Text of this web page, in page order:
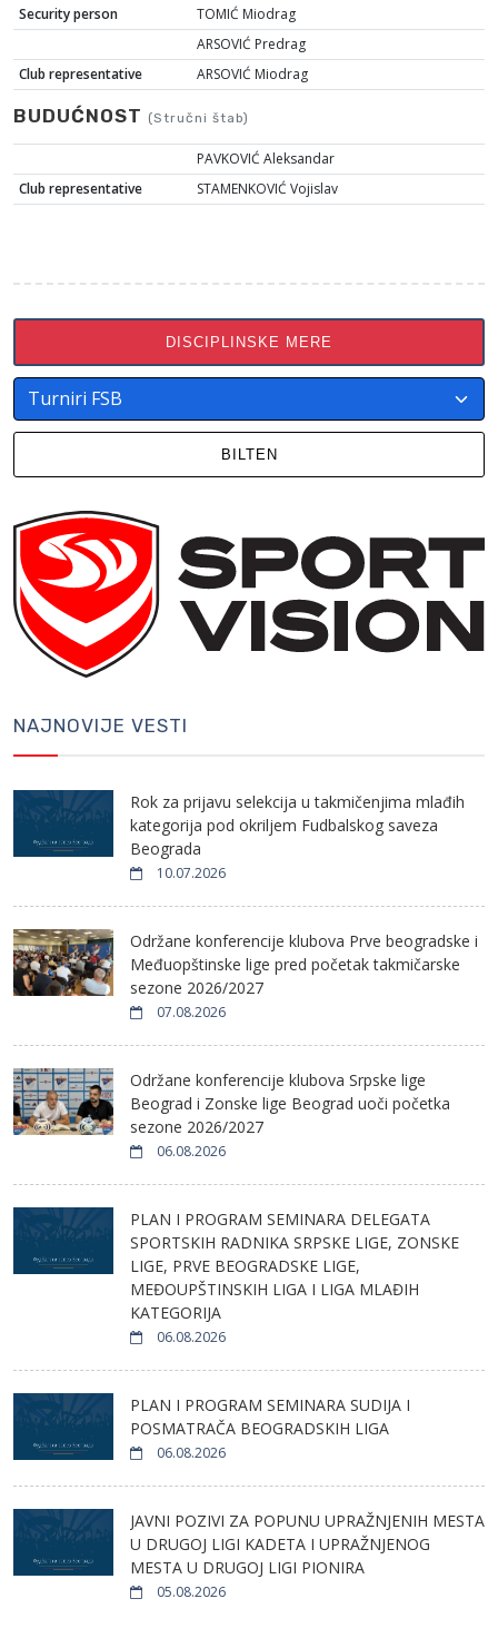
Security person
TOMIĆ Miodrag
ARSOVIĆ Predrag
Club representative
ARSOVIĆ Miodrag
BUDUĆNOST (Stručni štab)
PAVKOVIĆ Aleksandar
Club representative
STAMENKOVIĆ Vojislav
DISCIPLINSKE MERE
BILTEN
NAJNOVIJE VESTI
Rok za prijavu selekcija u takmičenjima mlađih
kategorija pod okriljem Fudbalskog saveza
Beograda
10.07.2026
Održane konferencije klubova Prve beogradske i
Međuopštinske lige pred početak takmičarske
sezone 2026/2027
07.08.2026
Održane konferencije klubova Srpske lige
Beograd i Zonske lige Beograd uoči početka
sezone 2026/2027
06.08.2026
PLAN I PROGRAM SEMINARA DELEGATA
SPORTSKIH RADNIKA SRPSKE LIGE, ZONSKE
LIGE, PRVE BEOGRADSKE LIGE,
MEĐOUPŠTINSKIH LIGA I LIGA MLAĐIH
KATEGORIJA
06.08.2026
PLAN I PROGRAM SEMINARA SUDIJA I
POSMATRAČA BEOGRADSKIH LIGA
06.08.2026
JAVNI POZIVI ZA POPUNU UPRAŽNJENIH MESTA
U DRUGOJ LIGI KADETA I UPRAŽNJENOG
MESTA U DRUGOJ LIGI PIONIRA
05.08.2026